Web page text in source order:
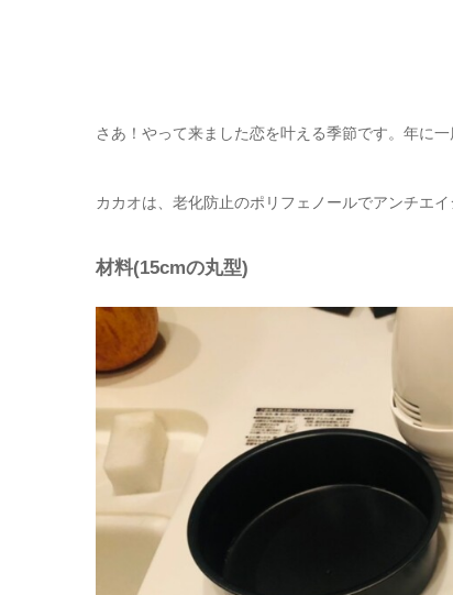
さあ！やって来ました恋を叶える季節です。年に
カカオは、老化防止のポリフェノールでアンチエ
材料(15cmの丸型)